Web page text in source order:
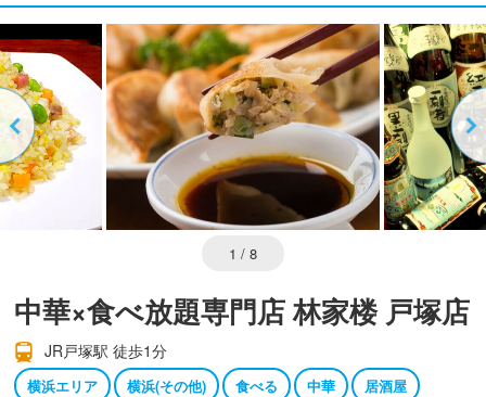
1 / 8
中華×食べ放題専門店 林家楼 戸塚店
JR戸塚駅 徒歩1分
横浜エリア 横浜(その他) 食べる 中華 居酒屋